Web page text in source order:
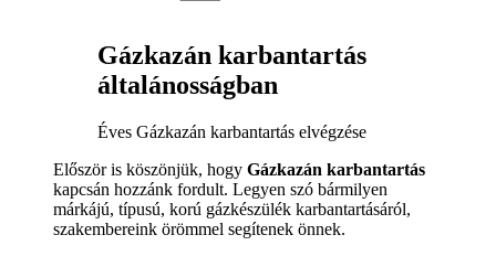
Gázkazán karbantartás
általánosságban
Éves Gázkazán karbantartás elvégzése
Először is köszönjük, hogy Gázkazán karbantartás
kapcsán hozzánk fordult. Legyen szó bármilyen
márkájú, típusú, korú gázkészülék karbantartásáról,
szakembereink örömmel segítenek önnek.